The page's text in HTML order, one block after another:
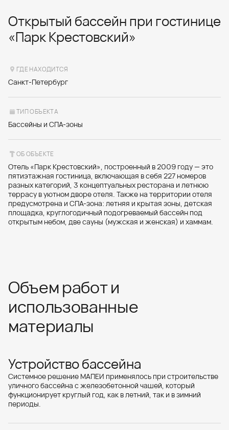
Открытый бассейн при гостинице
«Парк Крестовский»
ГДЕ НАХОДИТСЯ
Санкт-Петербург
ТИП ОБЪЕКТА
Бассейны и СПА-зоны
ОБ ОБЪЕКТЕ
Отель «Парк Крестовский», построенный в 2009 году — это
пятиэтажная гостиница, включающая в себя 227 номеров
разных категорий, 3 концептуальных ресторана и летнюю
террасу в уютном дворе отеля. Также на территории отеля
предусмотрена и СПА-зона: летняя и крытая зоны, детская
площадка, круглогодичный подогреваемый бассейн под
открытым небом, две сауны (мужская и женская) и хаммам.
Объем работ и
использованные
материалы
Устройство бассейна
Системное решение МАПЕИ применялось при строительстве
уличного бассейна с железобетонной чашей, который
функционирует круглый год, как в летний, так и в зимний
периоды.